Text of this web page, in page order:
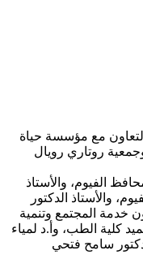
مع مؤسسة حياة
روتاري رويال
الفيوم، والأستاذ
والأستاذ الدكتور
خدمة المجتمع وتنمية
كلية الطب، وأ.د لمياء
سامح فتحي